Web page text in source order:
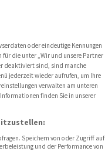
oder eindeutige Kennungen
die unter „Wir und unsere Partner
deaktiviert sind, sind manche
jederzeit wieder aufrufen, um Ihre
verwalten am unteren
finden Sie in unserer
Speichern von oder Zugriff auf
und der Performance von